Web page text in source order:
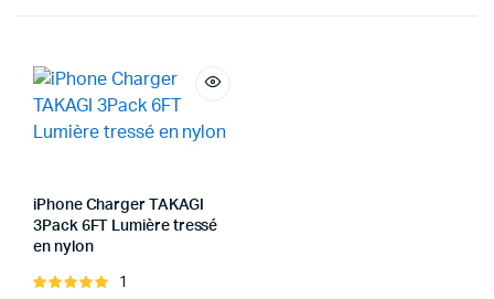
iPhone Charger TAKAGI
3Pack 6FT Lumière tressé
en nylon
Note
1